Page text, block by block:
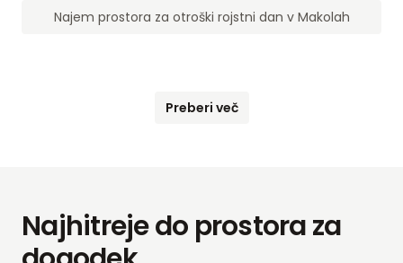
Najem prostora za otroški rojstni dan v Makolah
Preberi več
Najhitreje do prostora za